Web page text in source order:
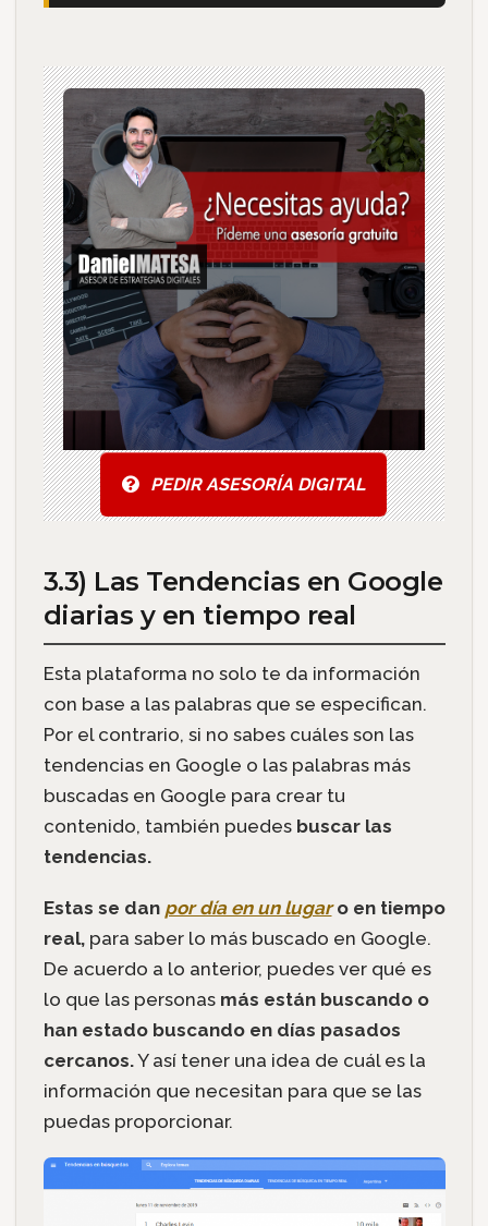
PEDIR ASESORÍA DIGITAL
3.3) Las Tendencias en Google
diarias y en tiempo real
Esta plataforma no solo te da información
con base a las palabras que se especifican.
Por el contrario, si no sabes cuáles son las
tendencias en Google o las palabras más
buscadas en Google para crear tu
contenido, también puedes buscar las
tendencias.
Estas se dan por día en un lugaro en tiempo
real,para saber lo más buscado en Google.
De acuerdo a lo anterior, puedes ver qué es
lo que las personas más están buscando o
han estado buscando en días pasados
cercanos.Y así tener una idea de cuál es la
información que necesitan para que se las
puedas proporcionar.